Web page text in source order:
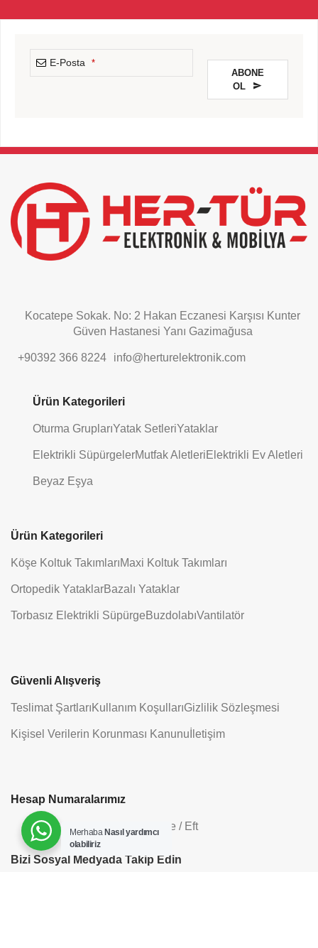
E-Posta *
ABONE
OL
field
left
blank
Kocatepe Sokak. No: 2 Hakan Eczanesi Karşısı Kunter
Güven Hastanesi Yanı Gazimağusa
+90392 366 8224 info@herturelektronik.com
Ürün Kategorileri
Oturma GruplarıYatak SetleriYataklar
Elektrikli SüpürgelerMutfak AletleriElektrikli Ev Aletleri
Beyaz Eşya
Ürün Kategorileri
Köşe Koltuk TakımlarıMaxi Koltuk Takımları
Ortopedik YataklarBazalı Yataklar
Torbasız Elektrikli SüpürgeBuzdolabıVantilatör
Güvenli Alışveriş
Teslimat ŞartlarıKullanım KoşullarıGizlilik Sözleşmesi
Kişisel Verilerin Korunması Kanunu İletişim
Hesap Numaralarımız
Havale / Eft
Bizi Sosyal Medyada Takip Edin
Merhaba Nasıl yardımcı
olabiliriz